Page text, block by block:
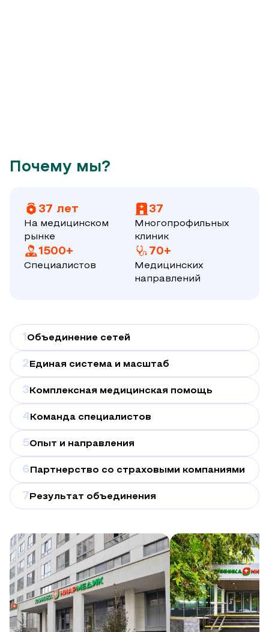
Почему мы?
37 лет
На медицинском
рынке
37
Многопрофильных
клиник
1500+
Специалистов
70+
Медицинских
направлений
1 Объединение сетей
2 Единая система и масштаб
3 Комплексная медицинская помощь
4 Команда специалистов
5Опыт и направления
6 Партнерство со страховыми компаниями
7 Результат объединения